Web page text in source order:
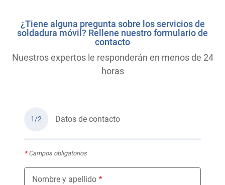
¿Tiene alguna pregunta sobre los servicios de
soldadura móvil? Rellene nuestro formulario de
contacto
Nuestros expertos le responderán en menos de 24
horas
1/2 Datos de contacto
*Campos obligatorios
Nombre y apellido